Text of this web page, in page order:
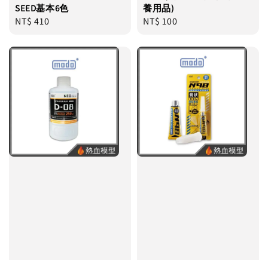
SEED基本6色
Regular
NT$ 410
養用品)
Regular
NT$ 100